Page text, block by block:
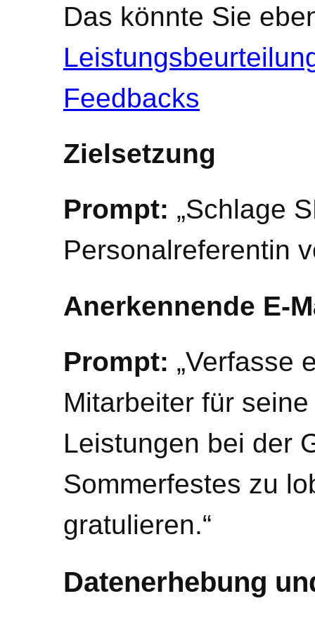
Das könnte Sie
Feedbacks
Zielsetzung
Prompt: „Schlage
Personalreferentin
Anerkennende E-
Prompt: „Verfasse
Mitarbeiter für
Leistungen bei der
Sommerfestes zu
gratulieren.“
Datenerhebung